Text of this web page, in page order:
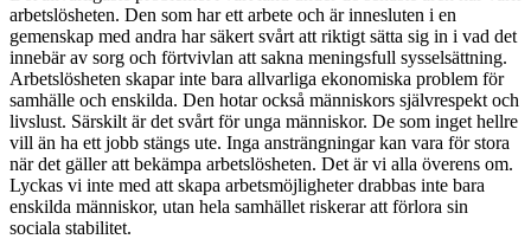
arbetslösheten. Den som har ett arbete och är innesluten i en
gemenskap med andra har säkert svårt att riktigt sätta sig in i vad det
innebär av sorg och förtvivlan att sakna meningsfull sysselsättning.
Arbetslösheten skapar inte bara allvarliga ekonomiska problem för
samhälle och enskilda. Den hotar också människors självrespekt och
livslust. Särskilt är det svårt för unga människor. De som inget hellre
vill än ha ett jobb stängs ute. Inga ansträngningar kan vara för stora
när det gäller att bekämpa arbetslösheten. Det är vi alla överens om.
Lyckas vi inte med att skapa arbetsmöjligheter drabbas inte bara
enskilda människor, utan hela samhället riskerar att förlora sin
sociala stabilitet.